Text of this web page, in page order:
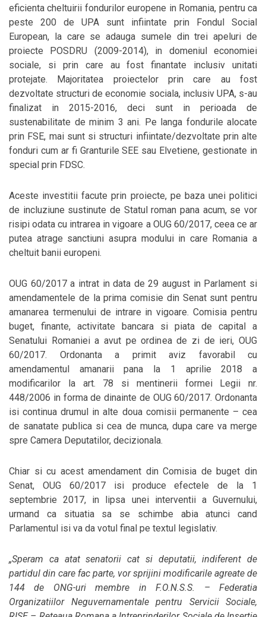
eficienta cheltuirii fondurilor europene in Romania, pentru ca
peste 200 de UPA sunt infiintate prin Fondul Social
European, la care se adauga sumele din trei apeluri de
proiecte POSDRU (2009-2014), in domeniul economiei
sociale, si prin care au fost finantate inclusiv unitati
protejate. Majoritatea proiectelor prin care au fost
dezvoltate structuri de economie sociala, inclusiv UPA, s-au
finalizat in 2015-2016, deci sunt in perioada de
sustenabilitate de minim 3 ani. Pe langa fondurile alocate
prin FSE, mai sunt si structuri infiintate/dezvoltate prin alte
fonduri cum ar fi Granturile SEE sau Elvetiene, gestionate in
special prin FDSC.
Aceste investitii facute prin proiecte, pe baza unei politici
de incluziune sustinute de Statul roman pana acum, se vor
risipi odata cu intrarea in vigoare a OUG 60/2017, ceea ce ar
putea atrage sanctiuni asupra modului in care Romania a
cheltuit banii europeni.
OUG 60/2017 a intrat in data de 29 august in Parlament si
amendamentele de la prima comisie din Senat sunt pentru
amanarea termenului de intrare in vigoare. Comisia pentru
buget, finante, activitate bancara si piata de capital a
Senatului Romaniei a avut pe ordinea de zi de ieri, OUG
60/2017. Ordonanta a primit aviz favorabil cu
amendamentul amanarii pana la 1 aprilie 2018 a
modificarilor la art. 78 si mentinerii formei Legii nr.
448/2006 in forma de dinainte de OUG 60/2017. Ordonanta
isi continua drumul in alte doua comisii permanente – cea
de sanatate publica si cea de munca, dupa care va merge
spre Camera Deputatilor, decizionala.
Chiar si cu acest amendament din Comisia de buget din
Senat, OUG 60/2017 isi produce efectele de la 1
septembrie 2017, in lipsa unei interventii a Guvernului,
urmand ca situatia sa se schimbe abia atunci cand
Parlamentul isi va da votul final pe textul legislativ.
„Speram ca atat senatorii cat si deputatii, indiferent de
partidul din care fac parte, vor sprijini modificarile agreate de
144 de ONG-uri membre in F.O.N.S.S. – Federatia
Organizatiilor Neguvernamentale pentru Servicii Sociale,